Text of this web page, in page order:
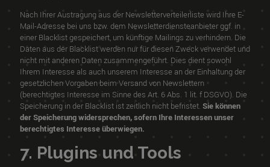
Nach Ihrer Austragung aus der Newsletterverteilerliste wird Ihre E-
Mail-Adresse bei uns bzw. dem Newsletterdiensteanbieter ggf. in
einer Blacklist gespeichert, um künftige Mailings zu verhindern. Die
Daten aus der Blacklist werden nur für diesen Zweck verwendet und
nicht mit anderen Daten zusammengeführt. Dies dient sowohl
Ihrem Interesse als auch unserem Interesse an der Einhaltung der
gesetzlichen Vorgaben beim Versand von Newslettern
(berechtigtes Interesse im Sinne des Art. 6 Abs. 1 lit. f DSGVO). Die
Speicherung in der Blacklist ist zeitlich nicht befristet. Sie können
der Speicherung widersprechen, sofern Ihre Interessen unser
berechtigtes Interesse überwiegen.
7. Plugins und Tools